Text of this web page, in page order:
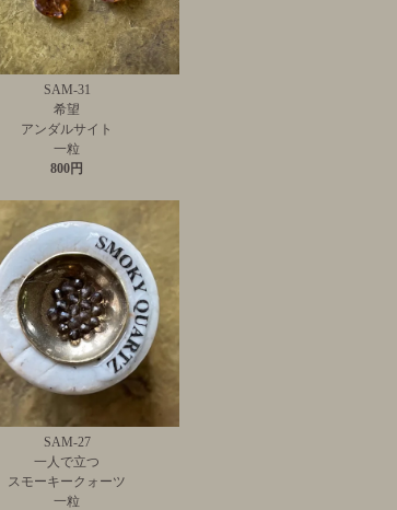
SAM-31
希望
アンダルサイト
一粒
800円
SAM-27
一人で立つ
スモーキークォーツ
一粒